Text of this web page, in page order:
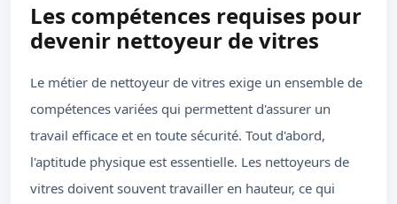
Les compétences requises pour
devenir nettoyeur de vitres
Le métier de nettoyeur de vitres exige un ensemble de
compétences variées qui permettent d'assurer un
travail efficace et en toute sécurité. Tout d'abord,
l'aptitude physique est essentielle. Les nettoyeurs de
vitres doivent souvent travailler en hauteur, ce qui